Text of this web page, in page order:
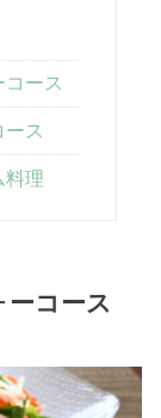
ース
ス
料理
ーコース